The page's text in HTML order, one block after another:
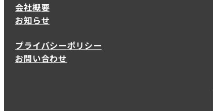
会社概要
お知らせ
プライバシーポリシー
お問い合わせ